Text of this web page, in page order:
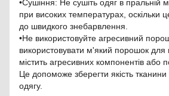
•Сушіння: Не сушіть одяг в пральній
при високих температурах, оскільки
до швидкого знебарвлення.
•Не використовуйте агресивний
використовувати м'який порошок
містить агресивних компонентів або
Це допоможе зберегти якість
одягу.